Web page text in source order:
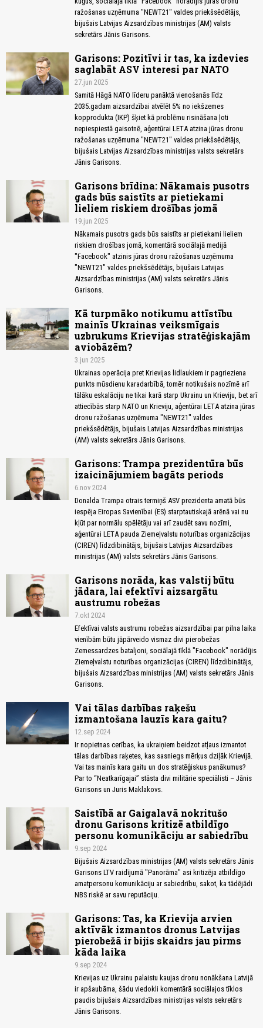
ražošanas uzņēmuma "NEWT21" valdes priekšsēdētājs,
bijušais Latvijas Aizsardzības ministrijas (AM) valsts
sekretārs Jānis Garisons.
Garisons: Pozitīvi ir tas, ka izdevies
saglabāt ASV interesi par NATO
27.jun 2025
Samitā Hāgā NATO līderu panāktā vienošanās līdz
2035.gadam aizsardzībai atvēlēt 5% no iekšzemes
kopprodukta (IKP) šķiet kā problēmu risināšana ļoti
nepiespiestā gaisotnē, aģentūrai LETA atzina jūras dronu
ražošanas uzņēmuma "NEWT21" valdes priekšsēdētājs,
bijušais Latvijas Aizsardzības ministrijas valsts sekretārs
Jānis Garisons.
Garisons brīdina: Nākamais pusotrs
gads būs saistīts ar pietiekami
lieliem riskiem drošības jomā
19.jun 2025
Nākamais pusotrs gads būs saistīts ar pietiekami lieliem
riskiem drošības jomā, komentārā sociālajā medijā
"Facebook" atzinis jūras dronu ražošanas uzņēmuma
"NEWT21" valdes priekšsēdētājs, bijušais Latvijas
Aizsardzības ministrijas (AM) valsts sekretārs Jānis
Garisons.
Kā turpmāko notikumu attīstību
mainīs Ukrainas veiksmīgais
uzbrukums Krievijas stratēģiskajām
aviobāzēm?
3.jun 2025
Ukrainas operācija pret Krievijas lidlaukiem ir pagrieziena
punkts mūsdienu karadarbībā, tomēr notikušais nozīmē arī
tālāku eskalāciju ne tikai karā starp Ukrainu un Krieviju, bet arī
attiecībās starp NATO un Krieviju, aģentūrai LETA atzina jūras
dronu ražošanas uzņēmuma "NEWT21" valdes
priekšsēdētājs, bijušais Latvijas Aizsardzības ministrijas
(AM) valsts sekretārs Jānis Garisons.
Garisons: Trampa prezidentūra būs
izaicinājumiem bagāts periods
6.nov 2024
Donalda Trampa otrais termiņš ASV prezidenta amatā būs
iespēja Eiropas Savienībai (ES) starptautiskajā arēnā vai nu
kļūt par normālu spēlētāju vai arī zaudēt savu nozīmi,
aģentūrai LETA pauda Ziemeļvalstu noturības organizācijas
(CIREN) līdzdibinātājs, bijušais Latvijas Aizsardzības
ministrijas (AM) valsts sekretārs Jānis Garisons.
Garisons norāda, kas valstij būtu
jādara, lai efektīvi aizsargātu
austrumu robežas
7.okt 2024
Efektīvai valsts austrumu robežas aizsardzībai par pilna laika
vienībām būtu jāpārveido vismaz divi pierobežas
Zemessardzes bataljoni, sociālajā tīklā "Facebook" norādījis
Ziemeļvalstu noturības organizācijas (CIREN) līdzdibinātājs,
bijušais Aizsardzības ministrijas (AM) valsts sekretārs Jānis
Garisons.
Vai tālas darbības raķešu
izmantošana lauzīs kara gaitu?
12.sep 2024
Ir nopietnas cerības, ka ukraiņiem beidzot atļaus izmantot
tālas darbības raķetes, kas sasniegs mērķus dziļāk Krievijā.
Vai tas mainīs kara gaitu un dos stratēģiskus panākumus?
Par to “Neatkarīgajai” stāsta divi militārie speciālisti – Jānis
Garisons un Juris Maklakovs.
Saistībā ar Gaigalavā nokritušo
dronu Garisons kritizē atbildīgo
personu komunikāciju ar sabiedrību
9.sep 2024
Bijušais Aizsardzības ministrijas (AM) valsts sekretārs Jānis
Garisons LTV raidījumā "Panorāma" asi kritizēja atbildīgo
amatpersonu komunikāciju ar sabiedrību, sakot, ka tādējādi
NBS riskē ar savu reputāciju.
Garisons: Tas, ka Krievija arvien
aktīvāk izmantos dronus Latvijas
pierobežā ir bijis skaidrs jau pirms
kāda laika
9.sep 2024
Krievijas uz Ukrainu palaistu kaujas dronu nonākšana Latvijā
ir apšaubāma, šādu viedokli komentārā sociālajos tīklos
paudis bijušais Aizsardzības ministrijas valsts sekretārs
Jānis Garisons.